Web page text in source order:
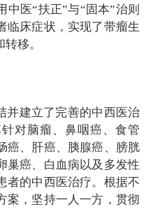
医“扶正”与“固本”治则
临床症状，实现了带瘤生
移。
并建立了完善的中西医治
对脑瘤、鼻咽癌、食管
癌、肝癌、胰腺癌、膀胱
巢癌、白血病以及多发性
者的中西医治疗。根据不
案，坚持一人一方，贯彻